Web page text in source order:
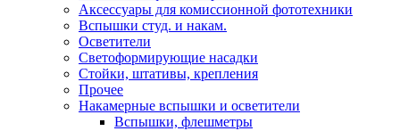
Аксессуары для комиссионной фототехники
Вспышки студ. и накам.
Осветители
Светоформирующие насадки
Стойки, штативы, крепления
Прочее
Накамерные вспышки и осветители
Вспышки, флешметры